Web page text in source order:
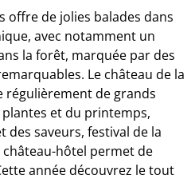
offre de jolies balades dans
avec notamment un
la forêt, marquée par des
Le château de la
régulièrement de grands
et du printemps,
des saveurs, festival de la
hôtel permet de
année découvrez le tout